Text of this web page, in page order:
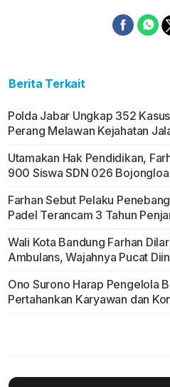
Berita Terkait
Polda Jabar Ungkap 352
Perang Melawan Kejahatan
Utamakan Hak Pendidikan,
900 Siswa SDN 026 Bojongloa
Farhan Sebut Pelaku
Padel Terancam 3 Tahun
Wali Kota Bandung Farhan
Ambulans, Wajahnya Pucat
Ono Surono Harap Pengelola
Pertahankan Karyawan dan